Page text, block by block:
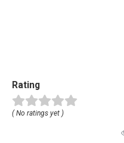
Rating
( No ratings yet )